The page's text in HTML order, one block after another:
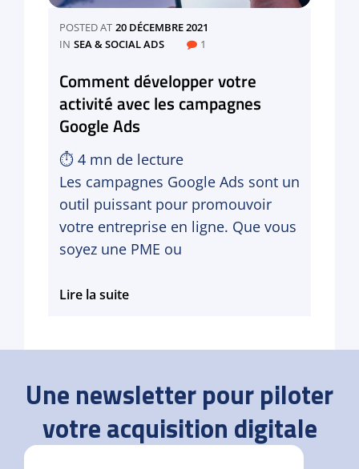
POSTED AT 20 DÉCEMBRE 2021
IN CATEGORIES
SEA & SOCIAL ADS 1
Comment développer votre
activité avec les campagnes
Google Ads
⏱ 4 mn de lecture
Les campagnes Google Ads sont un
outil puissant pour promouvoir
votre entreprise en ligne. Que vous
soyez une PME ou
Lire la suiteComment
campagnes
Google
Ads
Une newsletter pour piloter
votre acquisition digitale